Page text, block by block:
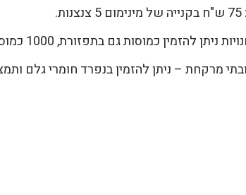
כמוסות גם בתפזורת, 1000 כמוסות מינימום להזמנה.
מרקחת – ניתן להזמין בנפרד חומרי גלם